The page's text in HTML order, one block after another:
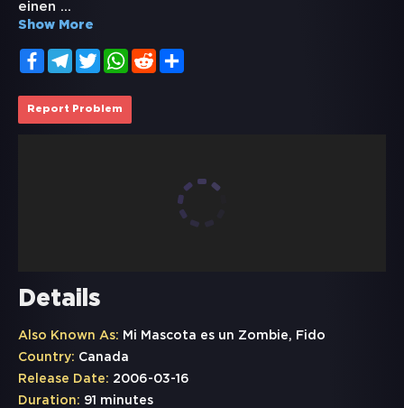
einen ...
Show More
FacebookTelegramTwitterWhatsApp
Reddit
Report Problem
Details
Also Known As: Mi Mascota es un Zombie, Fido
Country: Canada
Release Date: 2006-03-16
Duration: 91 minutes